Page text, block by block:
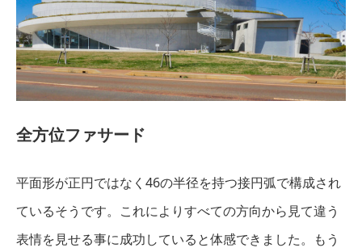
全方位ファサード
平面形が正円ではなく46の半径を持つ接円弧で構成され
ているそうです。これによりすべての方向から見て違う
表情を見せる事に成功していると体感できました。もう